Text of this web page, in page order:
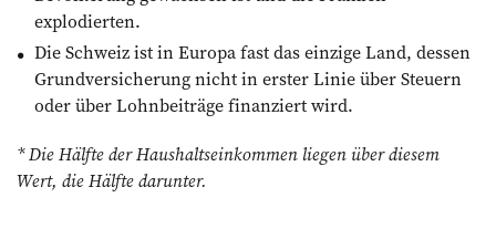
explodierten.
Die Schweiz ist in Europa fast das einzige Land, dessen
Grundversicherung nicht in erster Linie über Steuern
oder über Lohnbeiträge finanziert wird.
* Die Hälfte der Haushaltseinkommen liegen über diesem
Wert, die Hälfte darunter.